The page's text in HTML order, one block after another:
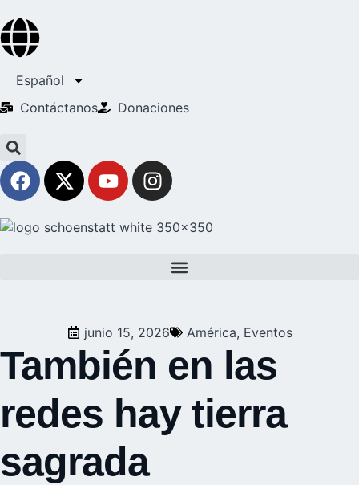
Español
Contáctanos
Donaciones
junio 15, 2026 América, Eventos
También en las
redes hay tierra
sagrada